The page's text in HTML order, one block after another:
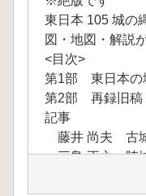
東日本 105 城の
図・地図・解説
<目次>
第1部 東日本の
第2部 再録旧稿
記事
藤井 尚夫 古
三島 正之 陣
本田 昇 中世